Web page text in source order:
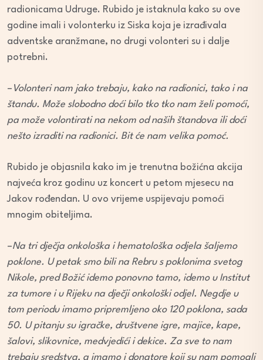
radionicama Udruge. Rubido je istaknula kako su ove
godine imali i volonterku iz Siska koja je izrađivala
adventske aranžmane, no drugi volonteri su i dalje
potrebni.
– Volonteri nam jako trebaju, kako na radionici, tako i na
štandu. Može slobodno doći bilo tko tko nam želi pomoći,
pa može volontirati na nekom od naših štandova ili doći
nešto izraditi na radionici. Bit će nam velika pomoć.
Rubido je objasnila kako im je trenutna božićna akcija
najveća kroz godinu uz koncert u petom mjesecu na
Jakov rođendan. U ovo vrijeme uspijevaju pomoći
mnogim obiteljima.
–Na tri dječja onkološka i hematološka odjela šaljemo
poklone. U petak smo bili na Rebru s poklonima svetog
Nikole, pred Božić idemo ponovno tamo, idemo u Institut
za tumore i u Rijeku na dječji onkološki odjel. Negdje u
tom periodu imamo pripremljeno oko 120 poklona, sada
50. U pitanju su igračke, društvene igre, majice, kape,
šalovi, slikovnice, medvjedići i dekice. Za sve to nam
trebaju sredstva, a imamo i donatore koji su nam pomogli